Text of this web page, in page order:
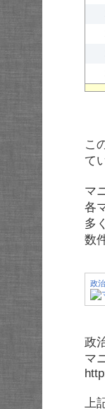
こ
て
マ
各
多
数
政
政
マ
上